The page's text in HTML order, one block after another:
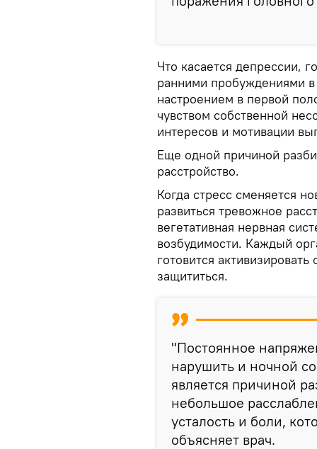
Что касается депрессии,
ранними пробуждениями
настроением в первой
чувством собственной
интересов и мотивации
Еще одной причиной
расстройство.
Когда стресс сменяется
развиться тревожное
вегетативная нервная
возбудимости. Каждый
готовится
защититься.
"Постоянное
нарушить и ночной
является причиной
небольшое
усталость и боли,
объясняет врач.